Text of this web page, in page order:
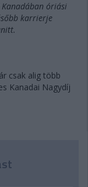
óriási
karrierje
csak alig több
Kanadai Nagydíj